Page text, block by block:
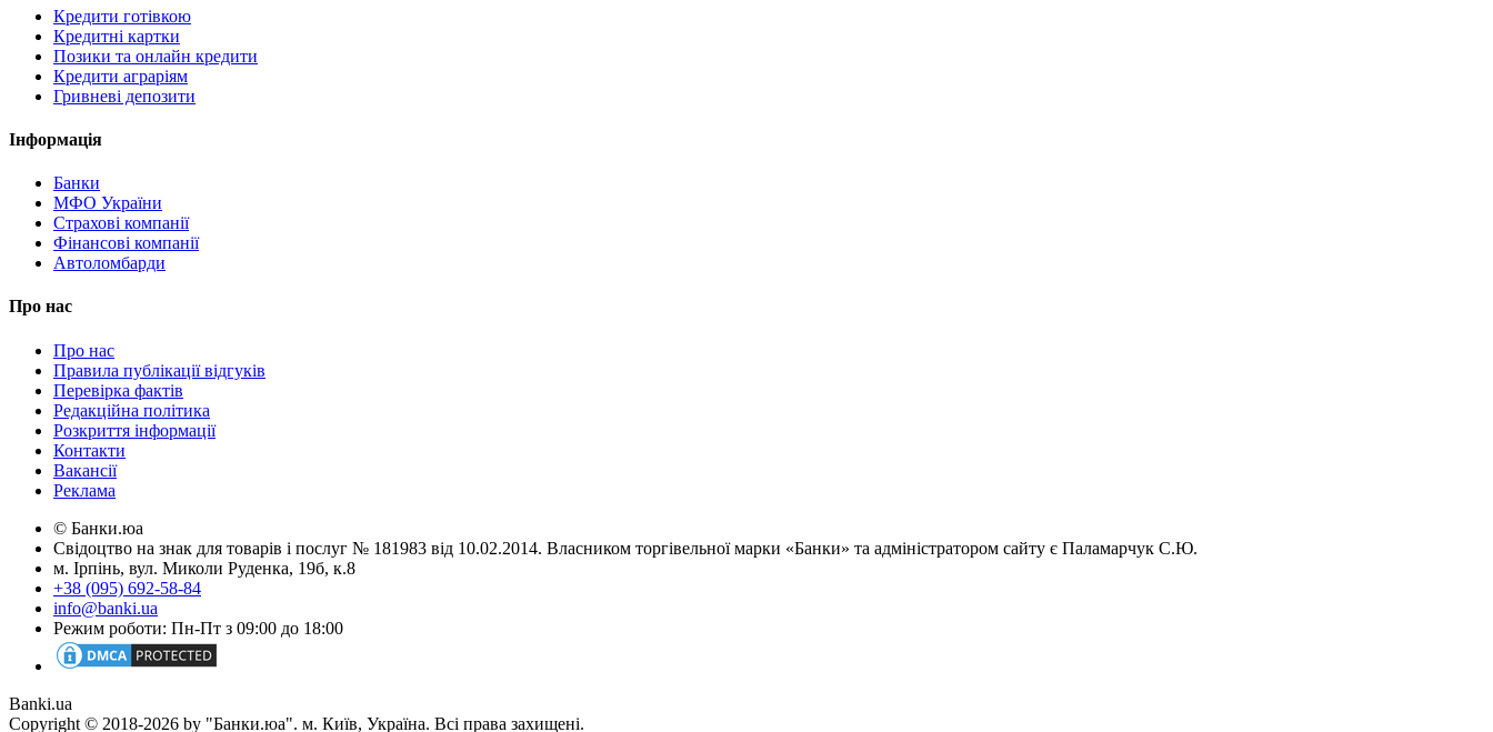
Кредити готівкою
Кредитні картки
Позики та онлайн кредити
Кредити аграріям
Гривневі депозити
Інформація
Банки
МФО України
Страхові компанії
Фінансові компанії
Автоломбарди
Про нас
Про нас
Правила публікації відгуків
Перевірка фактів
Редакційна політика
Розкриття інформації
Контакти
Вакансії
Реклама
© Банки.юа
Свідоцтво на знак для товарів і послуг № 181983 від 10.02.2014. Власником торгівельної марки «Банки» та адміністратором сайту є Паламарчук С.Ю.
м. Ірпінь, вул. Миколи Руденка, 19б, к.8
+38 (095) 692-58-84
info@banki.ua
Режим роботи: Пн-Пт з 09:00 до 18:00
Banki.ua
Copyright © 2018-2026 by "Банки.юа". м. Київ, Україна. Всі права захищені.